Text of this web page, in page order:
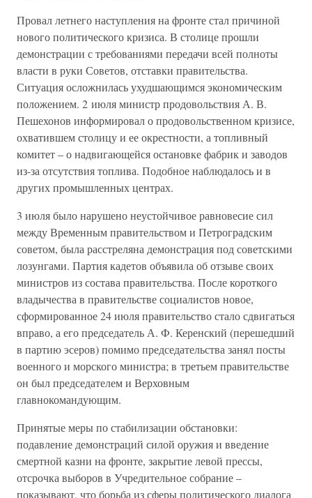
Провал летнего наступления на фронте стал причиной
нового политического кризиса. В столице прошли
демонстрации с требованиями передачи всей полноты
власти в руки Советов, отставки правительства.
Ситуация осложнилась ухудшающимся экономическим
положением. 2 июля министр продовольствия А. В.
Пешехонов информировал о продовольственном кризисе,
охватившем столицу и ее окрестности, а топливный
комитет – о надвигающейся остановке фабрик и заводов
из-за отсутствия топлива. Подобное наблюдалось и в
других промышленных центрах.
3 июля было нарушено неустойчивое равновесие сил
между Временным правительством и Петроградским
советом, была расстреляна демонстрация под советскими
лозунгами. Партия кадетов объявила об отзыве своих
министров из состава правительства. После короткого
владычества в правительстве социалистов новое,
сформированное 24 июля правительство стало сдвигаться
вправо, а его председатель А. Ф. Керенский (перешедший
в партию эсеров) помимо председательства занял посты
военного и морского министра; в третьем правительстве
он был председателем и Верховным
главнокомандующим.
Принятые меры по стабилизации обстановки:
подавление демонстраций силой оружия и введение
смертной казни на фронте, закрытие левой прессы,
отсрочка выборов в Учредительное собрание –
показывают, что борьба из сферы политического диалога